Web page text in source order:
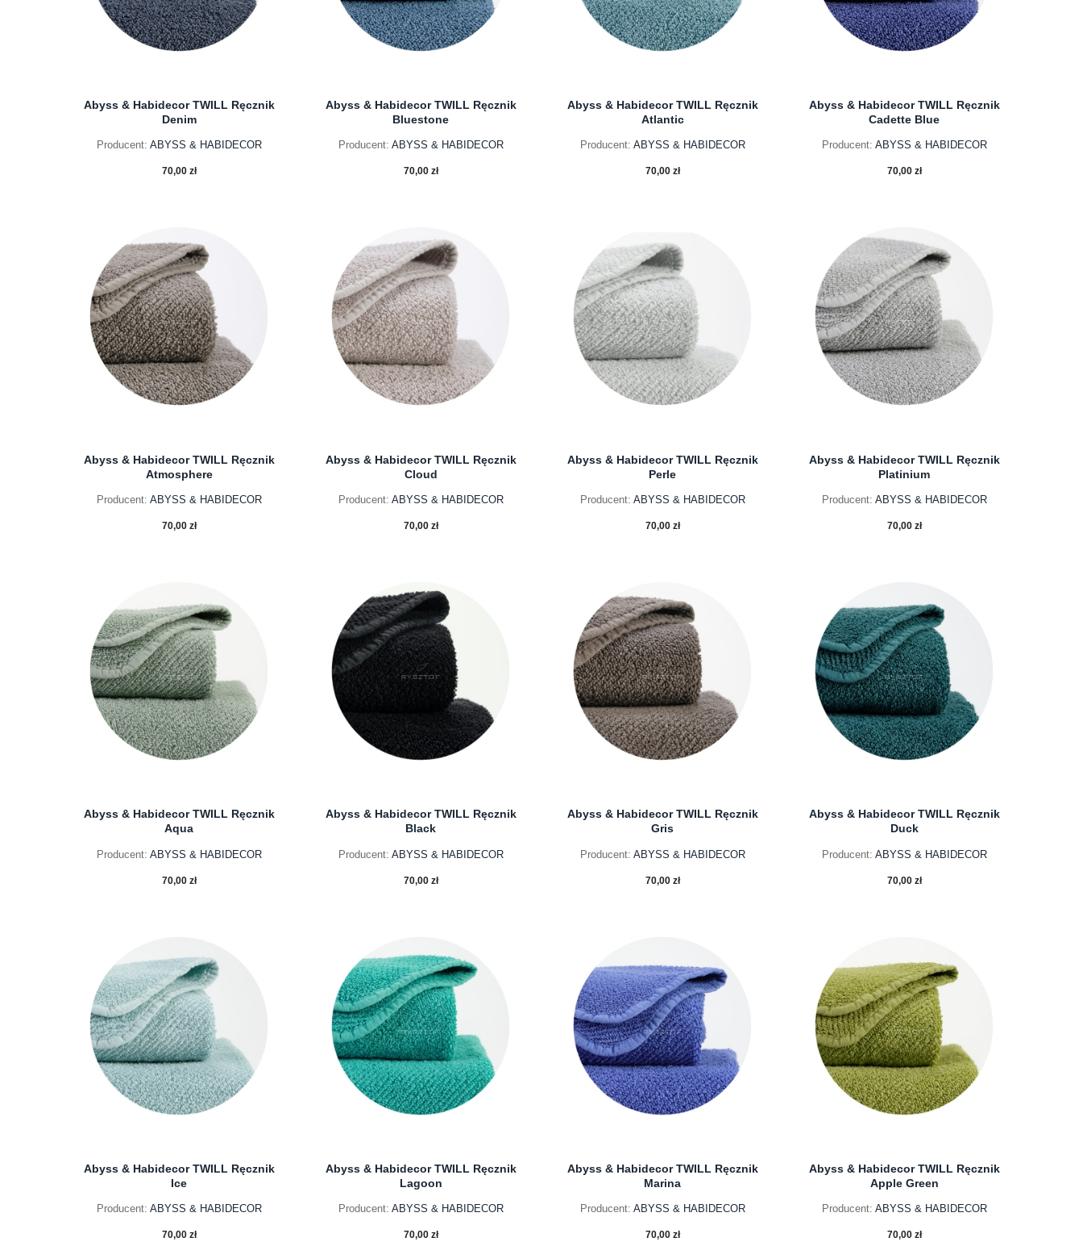
Abyss & Habidecor TWILL Ręcznik
Denim
Producent: ABYSS & HABIDECOR
70,00 zł
do koszyka
Abyss & Habidecor TWILL Ręcznik
Bluestone
Producent: ABYSS & HABIDECOR
70,00 zł
do koszyka
Abyss & Habidecor TWILL Ręcznik
Atlantic
Producent: ABYSS & HABIDECOR
70,00 zł
do koszyka
Abyss & Habidecor TWILL Ręcznik
Cadette Blue
Producent: ABYSS & HABIDECOR
70,00 zł
do koszyka
Abyss & Habidecor TWILL Ręcznik
Atmosphere
Producent: ABYSS & HABIDECOR
70,00 zł
do koszyka
Abyss & Habidecor TWILL Ręcznik
Cloud
Producent: ABYSS & HABIDECOR
70,00 zł
do koszyka
Abyss & Habidecor TWILL Ręcznik
Perle
Producent: ABYSS & HABIDECOR
70,00 zł
do koszyka
Abyss & Habidecor TWILL Ręcznik
Platinium
Producent: ABYSS & HABIDECOR
70,00 zł
do koszyka
Abyss & Habidecor TWILL Ręcznik
Aqua
Producent: ABYSS & HABIDECOR
70,00 zł
do koszyka
Abyss & Habidecor TWILL Ręcznik
Black
Producent: ABYSS & HABIDECOR
70,00 zł
do koszyka
Abyss & Habidecor TWILL Ręcznik
Gris
Producent: ABYSS & HABIDECOR
70,00 zł
do koszyka
Abyss & Habidecor TWILL Ręcznik
Duck
Producent: ABYSS & HABIDECOR
70,00 zł
do koszyka
Abyss & Habidecor TWILL Ręcznik
Ice
Producent: ABYSS & HABIDECOR
70,00 zł
Abyss & Habidecor TWILL Ręcznik
Lagoon
Producent: ABYSS & HABIDECOR
70,00 zł
Abyss & Habidecor TWILL Ręcznik
Marina
Producent: ABYSS & HABIDECOR
70,00 zł
Abyss & Habidecor TWILL Ręcznik
Apple Green
Producent: ABYSS & HABIDECOR
70,00 zł